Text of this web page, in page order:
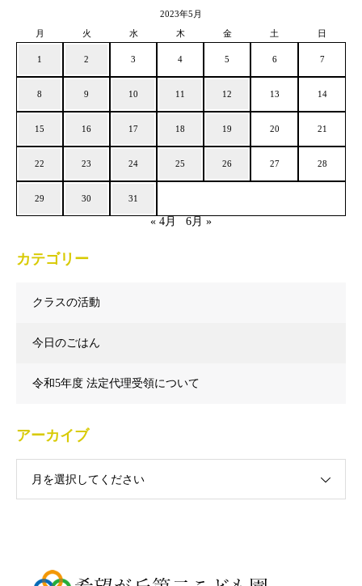
2023年5月
月
火 水 木 金 土 日
1 2 3 4 5 6 7
8 9 10 11 12 13 14
15 16 17 18 19 20 21
22 23 24 25 26 27 28
29 30 31
« 4月 6月 »
カテゴリー
クラスの活動
今日のごはん
令和5年度 法定代理受領について
アーカイブ
月を選択してください